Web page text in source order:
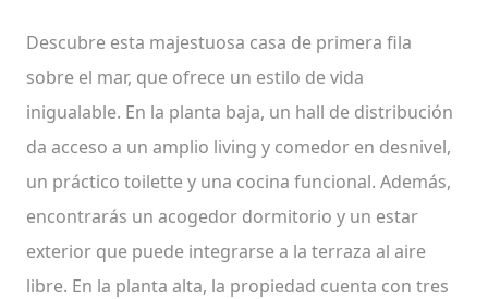
Descubre esta majestuosa casa de primera fila
sobre el mar, que ofrece un estilo de vida
inigualable. En la planta baja, un hall de distribución
da acceso a un amplio living y comedor en desnivel,
un práctico toilette y una cocina funcional. Además,
encontrarás un acogedor dormitorio y un estar
exterior que puede integrarse a la terraza al aire
libre. En la planta alta, la propiedad cuenta con tres